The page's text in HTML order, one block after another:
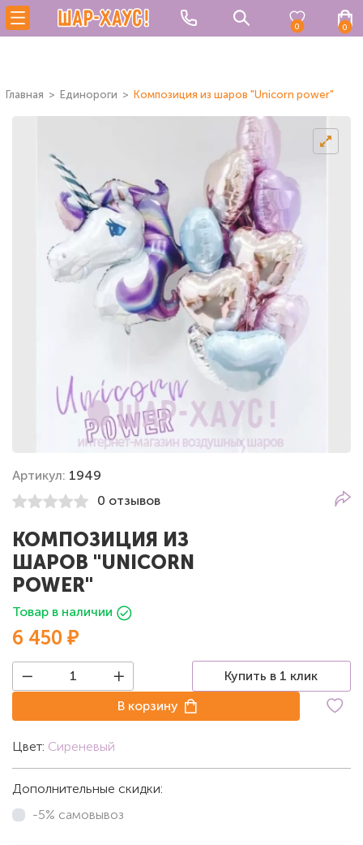
0 0
Главная Единороги Композиция из шаров "Unicorn power"
Артикул: 1949
0 отзывов
КОМПОЗИЦИЯ ИЗ
ШАРОВ "UNICORN
POWER"
Товар в наличии
6 450 ₽
Купить в 1 клик
В корзину
Цвет: Сиреневый
Дополнительные скидки:
-5% самовывоз